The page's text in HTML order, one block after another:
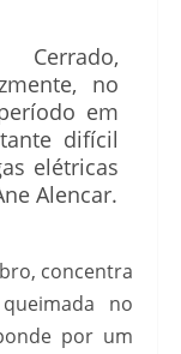
no
em
difícil
elétricas
Alencar.
concentra
no
por um